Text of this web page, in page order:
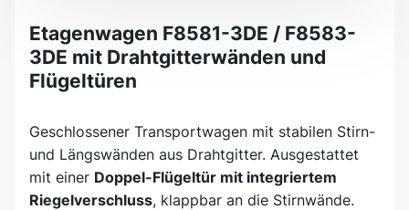
Etagenwagen F8581-3DE / F8583-
3DE mit Drahtgitterwänden und
Flügeltüren
Geschlossener Transportwagen mit stabilen Stirn-
und Längswänden aus Drahtgitter. Ausgestattet
mit einer Doppel-Flügeltür mit integriertem
Riegelverschluss, klappbar an die Stirnwände.